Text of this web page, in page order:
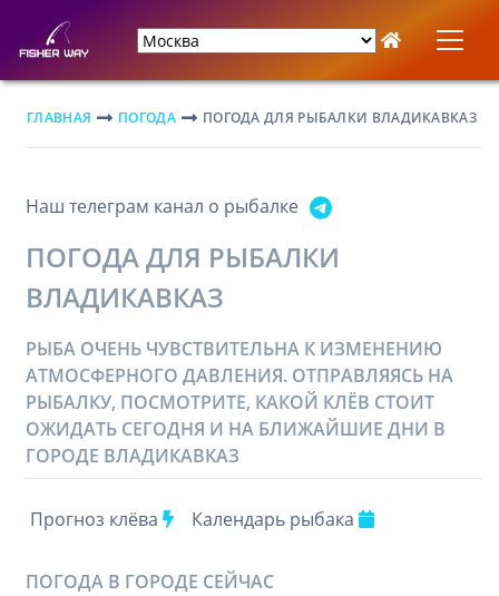
ГЛАВНАЯ ПОГОДА ПОГОДА ДЛЯ РЫБАЛКИ ВЛАДИКАВКАЗ
Наш телеграм канал о рыбалке
ПОГОДА ДЛЯ РЫБАЛКИ
ВЛАДИКАВКАЗ
РЫБА ОЧЕНЬ ЧУВСТВИТЕЛЬНА К ИЗМЕНЕНИЮ
АТМОСФЕРНОГО ДАВЛЕНИЯ. ОТПРАВЛЯЯСЬ НА
РЫБАЛКУ, ПОСМОТРИТЕ, КАКОЙ КЛЁВ СТОИТ
ОЖИДАТЬ СЕГОДНЯ И НА БЛИЖАЙШИЕ ДНИ В
ГОРОДЕ ВЛАДИКАВКАЗ
Прогноз клёва Календарь рыбака
ПОГОДА В ГОРОДЕ СЕЙЧАС